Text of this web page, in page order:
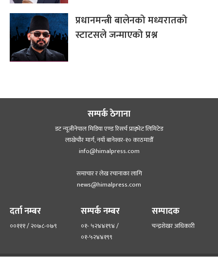
प्रधानमन्त्री बालेनको मध्यरातको
स्टाटसले जन्माएको प्रश्न
सम्पर्क ठेगाना
डट न्यूजीनेपाल मिडिया एण्ड रिसर्च प्राइभेट लिमिटेड
लाखेचौर मार्ग, नयाँ बानेश्‍वर-१० काठमाडौँ
info@himalpress.com
समाचार र लेख रचानाका लागि
news@himalpress.com
दर्ता नम्बर
००१११ / २०७८-०७९
सम्पर्क नम्बर
०१- ५२४४१९४ /
०१-५२४४१९९
सम्पादक
चन्द्रशेखर अधिकारी